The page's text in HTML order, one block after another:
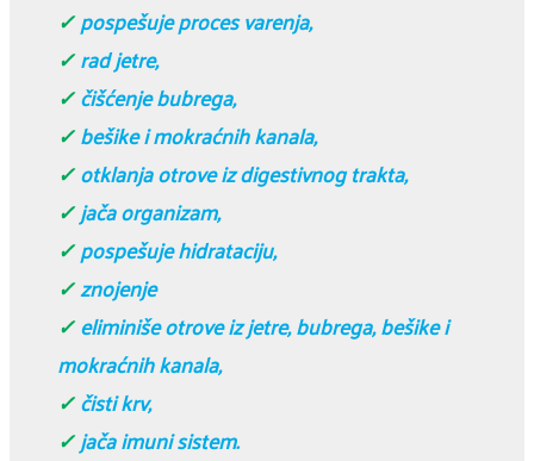
✓pospešuje proces varenja,
✓rad jetre,
✓čišćenje bubrega,
✓bešike i mokraćnih kanala,
✓otklanja otrove iz digestivnog trakta,
✓jača organizam,
✓pospešuje hidrataciju,
✓znojenje
✓eliminiše otrove iz jetre, bubrega, bešike i
mokraćnih kanala,
✓čisti krv,
✓jača imuni sistem.